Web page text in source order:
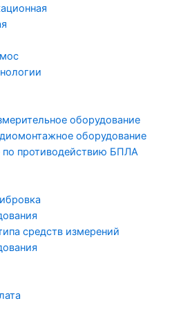
оборудование
оборудование
по противодействию БПЛА
средств измерений